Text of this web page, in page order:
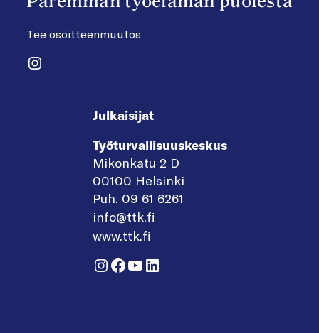
Tee osoitteenmuutos
Instagram
Julkaisijat
Työturvallisuuskeskus
Mikonkatu 2 D
00100 Helsinki
Puh. 09 61 6261
info@ttk.fi
www.ttk.fi
Instagram
Facebook
YouTube
LinkedIn